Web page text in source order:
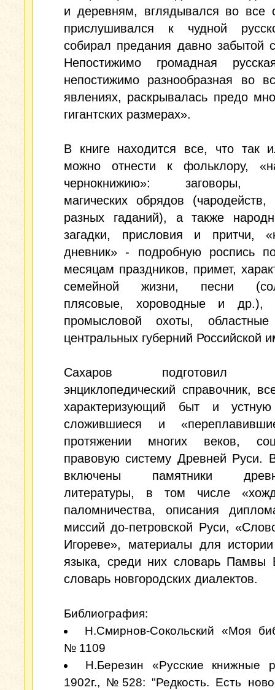
и деревням, вглядывался во все
прислушивался к чудной
собирал предания давно забытой
Непостижимо громадная
непостижимо разнообразная во
явлениях, раскрывалась предо
гигантских размерах».
В книге находится все, что так
можно отнести к фольклору,
чернокнижию»: заговоры,
магических обрядов
разных гаданий), а также
загадки, присловия и притчи,
дневник» - подробную роспись
месяцам праздников, примет,
семейной жизни, песни
плясовые, хороводные и др.),
промысловой охоты, областные
центральных губерний Российской
Сахаров подготовил
энциклопедический справочник,
характеризующий быт и
сложившиеся и
протяжении многих веков,
правовую систему Древней Руси.
включены памятники
литературы, в том числе
паломничества, описания
миссий до-петровской Руси,
Игореве», материалы для истории
языка, среди них словарь Памвы
словарь новгородских диалектов.
Библиография:
Н.Смирнов-Сокольский «Моя
№ 1109
Н.Березин «Русские книжные
1902г., №528: "Редкость. Есть